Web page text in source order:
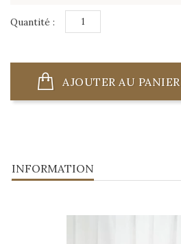
Quantité :
AJOUTER AU PANIER
INFORMATION